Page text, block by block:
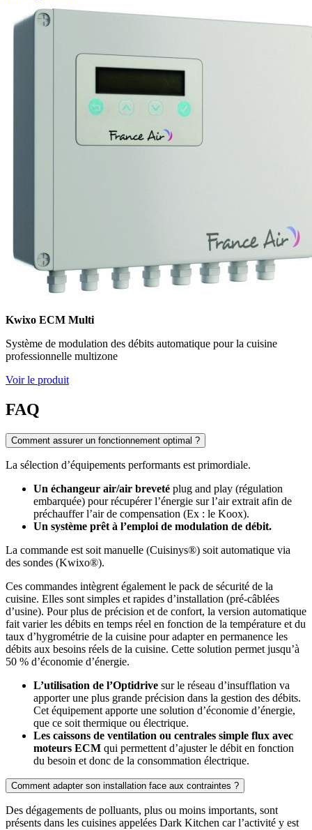
Kwixo ECM Multi
Système de modulation des débits automatique pour la cuisine
professionnelle multizone
Voir le produit
FAQ
Comment assurer un fonctionnement optimal ?
La sélection d’équipements performants est primordiale.
Un échangeur air/air breveté plug and play (régulation
embarquée) pour récupérer l’énergie sur l’air extrait afin de
préchauffer l’air de compensation (Ex : le Koox).
Un système prêt à l’emploi de modulation de débit.
La commande est soit manuelle (Cuisinys®) soit automatique via
des sondes (Kwixo®).
Ces commandes intègrent également le pack de sécurité de la
cuisine. Elles sont simples et rapides d’installation (pré-câblées
d’usine). Pour plus de précision et de confort, la version automatique
fait varier les débits en temps réel en fonction de la température et du
taux d’hygrométrie de la cuisine pour adapter en permanence les
débits aux besoins réels de la cuisine. Cette solution permet jusqu’à
50 % d’économie d’énergie.
L’utilisation de l’Optidrive sur le réseau d’insufflation va
apporter une plus grande précision dans la gestion des débits.
Cet équipement apporte une solution d’économie d’énergie,
que ce soit thermique ou électrique.
Les caissons de ventilation ou centrales simple flux avec
moteurs ECM qui permettent d’ajuster le débit en fonction
du besoin et donc de la consommation électrique.
Comment adapter son installation face aux contraintes ?
Des dégagements de polluants, plus ou moins importants, sont
présents dans les cuisines appelées Dark Kitchen car l’activité y est